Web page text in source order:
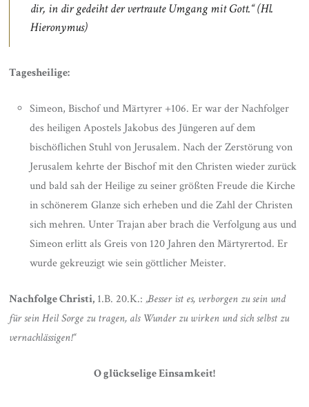
dir, in dir gedeiht der vertraute Umgang mit Gott.“(Hl.
Hieronymus)
Tagesheilige:
Simeon, Bischof und Märtyrer +106. Er war der Nachfolger
des heiligen Apostels Jakobus des Jüngeren auf dem
bischöflichen Stuhl von Jerusalem. Nach der Zerstörung von
Jerusalem kehrte der Bischof mit den Christen wieder zurück
und bald sah der Heilige zu seiner größten Freude die Kirche
in schönerem Glanze sich erheben und die Zahl der Christen
sich mehren. Unter Trajan aber brach die Verfolgung aus und
Simeon erlitt als Greis von 120 Jahren den Märtyrertod. Er
wurde gekreuzigt wie sein göttlicher Meister.
Nachfolge Christi, 1.B. 20.K.:„Besser ist es, verborgen zu sein und
für sein Heil Sorge zu tragen, als Wunder zu wirken und sich selbst zu
vernachlässigen!“
O glückselige Einsamkeit!